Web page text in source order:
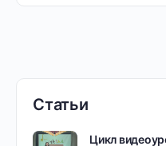
Статьи
Цикл